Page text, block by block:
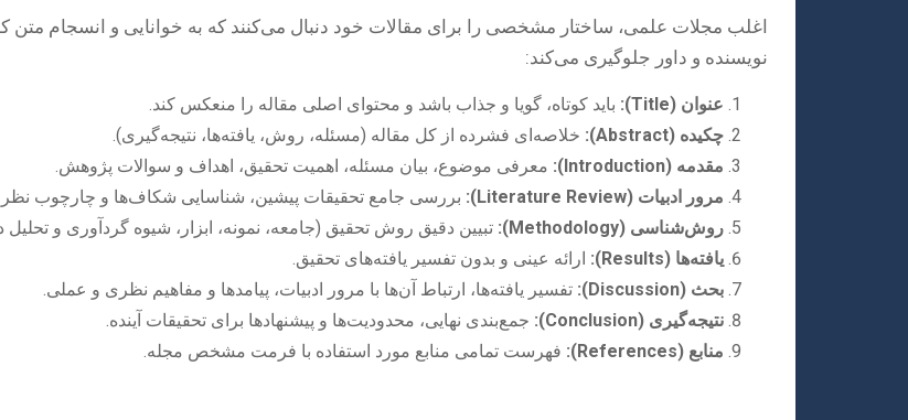
اغلب مجلات علمی، ساختار مشخصی را برای مقالات خود دنبال می‌کنند که به خوانایی و انسجام متن
نویسنده و داور جلوگیری می‌کند:
عنوان (Title):
باید کوتاه، گویا و جذاب باشد و محتوای اصلی مقاله را منعکس کند.
چکیده (Abstract):
خلاصه‌ای فشرده از کل مقاله (مسئله، روش، یافته‌ها، نتیجه‌گیری).
مقدمه (Introduction):
معرفی موضوع، بیان مسئله، اهمیت تحقیق، اهداف و سوالات پژوهش.
مرور ادبیات (Literature Review):
بررسی جامع تحقیقات پیشین، شناسایی شکاف‌ها و چارچوب
روش‌شناسی (Methodology):
تبیین دقیق روش تحقیق (جامعه، نمونه، ابزار، شیوه گردآوری و تحلیل
یافته‌ها (Results):
ارائه عینی و بدون تفسیر یافته‌های تحقیق.
بحث (Discussion):
تفسیر یافته‌ها، ارتباط آن‌ها با مرور ادبیات، پیامدها و مفاهیم نظری و عملی.
نتیجه‌گیری (Conclusion):
جمع‌بندی نهایی، محدودیت‌ها و پیشنهادها برای تحقیقات آینده.
منابع (References):
فهرست تمامی منابع مورد استفاده با فرمت مشخص مجله.